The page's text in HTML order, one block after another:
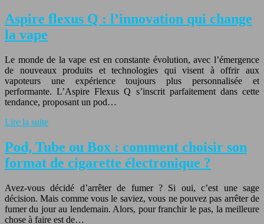
Aspire flexus Q : l’innovation qui change
la vape
Le monde de la vape est en constante évolution, avec l’émergence
de nouveaux produits et technologies qui visent à offrir aux
vapoteurs une expérience toujours plus personnalisée et
performante. L’Aspire Flexus Q s’inscrit parfaitement dans cette
tendance, proposant un pod…
Lire la suite
Pod, Tube ou Box : comment choisir son
format de cigarette électronique ?
Avez-vous décidé d’arrêter de fumer ? Si oui, c’est une sage
décision. Mais comme vous le saviez, vous ne pouvez pas arrêter de
fumer du jour au lendemain. Alors, pour franchir le pas, la meilleure
chose à faire est de…